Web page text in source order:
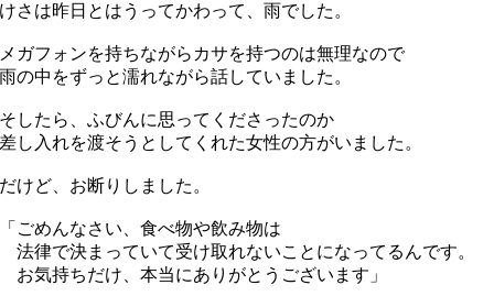
さは昨日とはうってかわって、雨でした。
ガフォンを持ちながらカサを持つのは無理なので
の中をずっと濡れながら話していました。
したら、ふびんに思ってくださったのか
し入れを渡そうとしてくれた女性の方がいました。
けど、お断りしました。
ごめんなさい、食べ物や飲み物は
律で決まっていて受け取れないことになってるんです。
気持ちだけ、本当にありがとうございます」